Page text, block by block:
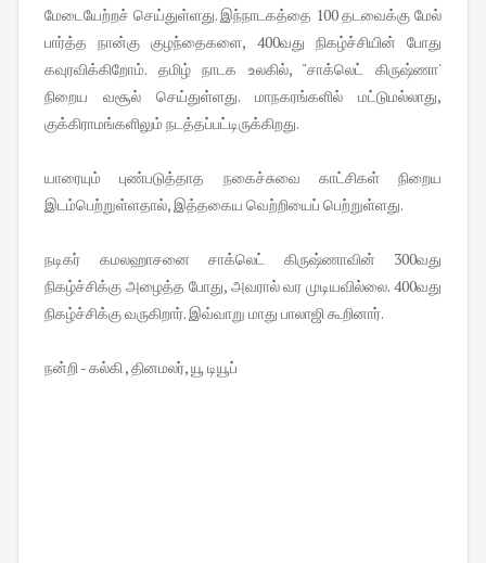
மேடையேற்றச் செய்துள்ளது. இந்நாடகத்தை 100 தடவைக்கு மேல்
பார்த்த நான்கு குழந்தைகளை, 400வது நிகழ்ச்சியின் போது
கவுரவிக்கிறோம். தமிழ் நாடக உலகில், "சாக்லெட் கிருஷ்ணா'
நிறைய வசூல் செய்துள்ளது. மாநகரங்களில் மட்டுமல்லாது,
குக்கிராமங்களிலும் நடத்தப்பட்டிருக்கிறது.
யாரையும் புண்படுத்தாத நகைச்சுவை காட்சிகள் நிறைய
இடம்பெற்றுள்ளதால், இத்தகைய வெற்றியைப் பெற்றுள்ளது.
நடிகர் கமலஹாசனை சாக்லெட் கிருஷ்ணாவின் 300வது
நிகழ்ச்சிக்கு அழைத்த போது, அவரால் வர முடியவில்லை. 400வது
நிகழ்ச்சிக்கு வருகிறார். இவ்வாறு மாது பாலாஜி கூறினார்.
நன்றி - கல்கி , தினமலர், யூ டியூப்